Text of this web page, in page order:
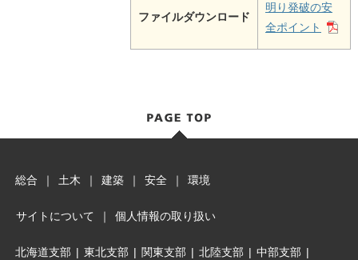
ファイルダウンロード
明り発破の安
全ポイント
総合 ｜ 土木 ｜ 建築 ｜ 安全 ｜ 環境
サイトについて ｜ 個人情報の取り扱い
北海道支部 | 東北支部 | 関東支部 | 北陸支部 | 中部支部 |